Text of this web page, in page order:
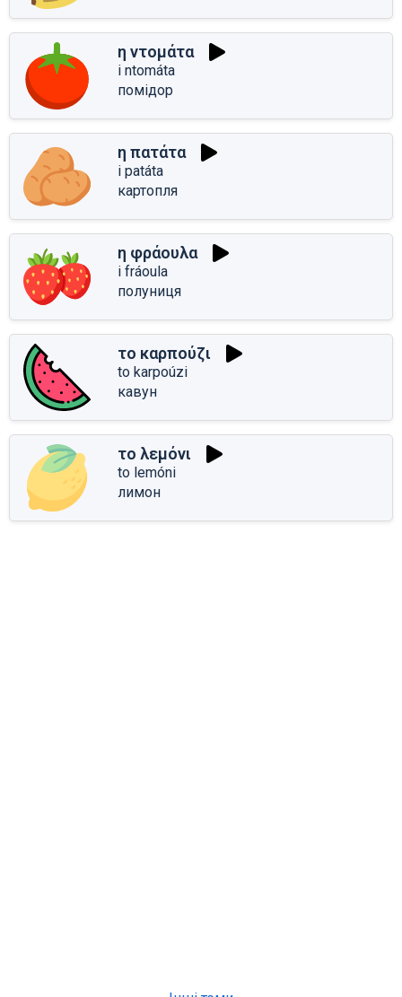
η ντομάτα
i ntomáta
помідор
η πατάτα
i patáta
картопля
η φράουλα
i fráoula
полуниця
το καρπούζι
to karpoúzi
кавун
το λεμόνι
to lemóni
лимон